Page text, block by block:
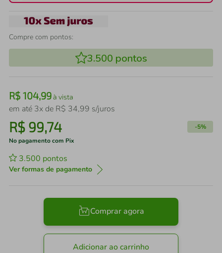
Compre com pontos:
3.500 pontos
R$ 104,99à vista
em até 3x de R$ 34,99 s/juros
R$ 99,74 -5%
No pagamento com Pix
3.500 pontos
Ver formas de pagamento
Comprar agora
Adicionar ao carrinho